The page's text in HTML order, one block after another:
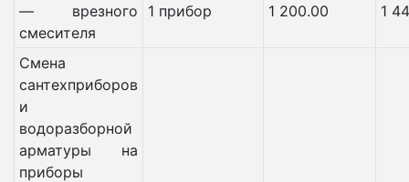
— врезного
смесителя
1 прибор 1 200.00 1
Смена
сантехприборов
и
водоразборной
арматуры на
приборы